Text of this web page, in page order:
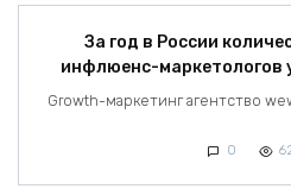
За год в России
инфлюенс-маркетологов
Growth-маркетинг агентство
0